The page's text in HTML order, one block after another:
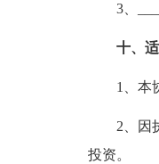
3、
十、
1、本
2、因
投资。